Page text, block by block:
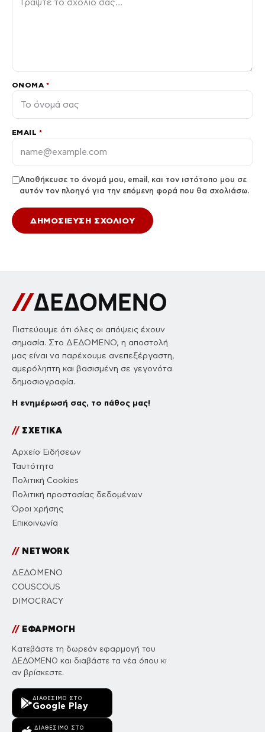
ΌΝΟΜΑ *
EMAIL *
Αποθήκευσε το όνομά μου, email, και τον ιστότοπο μου σε
αυτόν τον πλοηγό για την επόμενη φορά που θα σχολιάσω.
Πιστεύουμε ότι όλες οι απόψεις έχουν
σημασία. Στο ΔΕΔΟΜΕΝΟ, η αποστολή
μας είναι να παρέχουμε ανεπεξέργαστη,
αμερόληπτη και βασισμένη σε γεγονότα
δημοσιογραφία.
Η ενημέρωσή σας, το πάθος μας!
//ΣΧΕΤΙΚΑ
Αρχείο Ειδήσεων
Ταυτότητα
Πολιτική Cookies
Πολιτική προστασίας δεδομένων
Όροι χρήσης
Επικοινωνία
//NETWORK
ΔΕΔΟΜΕΝΟ
COUSCOUS
DIMOCRACY
//ΕΦΑΡΜΟΓΗ
Κατεβάστε τη δωρεάν εφαρμογή του
ΔΕΔΟΜΕΝΟ και διαβάστε τα νέα όπου κι
αν βρίσκεστε.
ΔΙΑΘΈΣΙΜΟ ΣΤΟ
Google Play
ΔΙΑΘΈΣΙΜΟ ΣΤΟ